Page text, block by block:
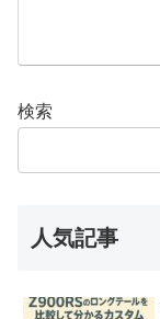
検索
人気記事